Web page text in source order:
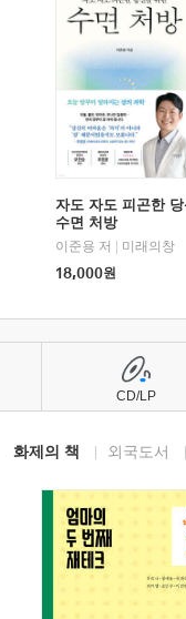
자도 자도 피곤한
수면 처방
이준용 저
미래의창
18,000원
화제의 책 외국도서
CD/LP